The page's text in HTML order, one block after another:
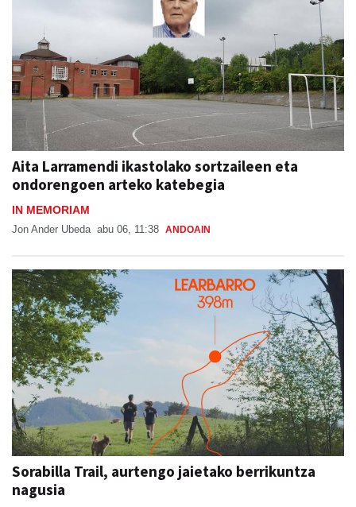
Aita Larramendi ikastolako sortzaileen eta
ondorengoen arteko katebegia
IN MEMORIAM
Jon Ander Ubeda abu 06, 11:38 ANDOAIN
Sorabilla Trail, aurtengo jaietako berrikuntza
nagusia